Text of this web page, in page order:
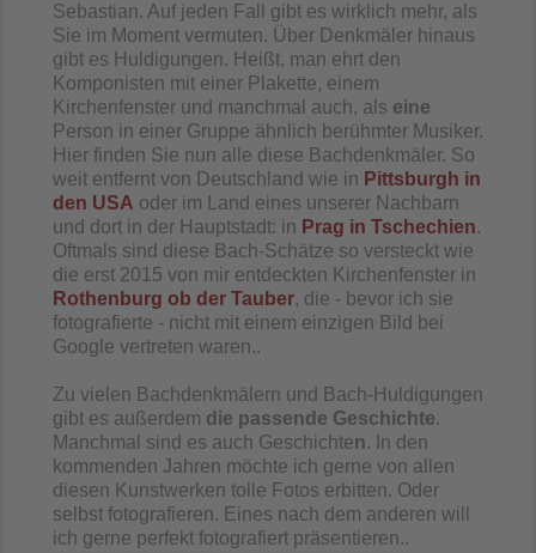
Sebastian. Auf jeden Fall gibt es wirklich mehr, als
Sie im Moment vermuten. Über Denkmäler hinaus
gibt es Huldigungen. Heißt, man ehrt den
Komponisten mit einer Plakette, einem
Kirchenfenster und manchmal auch, als eine
Person in einer Gruppe ähnlich berühmter Musiker.
Hier finden Sie nun alle diese Bachdenkmäler. So
weit entfernt von Deutschland wie in Pittsburgh in
den USA oder im Land eines unserer Nachbarn
und dort in der Hauptstadt: in Prag in Tschechien.
Oftmals sind diese Bach-Schätze so versteckt wie
die erst 2015 von mir entdeckten Kirchenfenster in
Rothenburg ob der Tauber, die - bevor ich sie
fotografierte - nicht mit einem einzigen Bild bei
Google vertreten waren..
Zu vielen Bachdenkmälern und Bach-Huldigungen
gibt es außerdem die passende Geschichte.
Manchmal sind es auch Geschichten. In den
kommenden Jahren möchte ich gerne von allen
diesen Kunstwerken tolle Fotos erbitten. Oder
selbst fotografieren. Eines nach dem anderen will
ich gerne perfekt fotografiert präsentieren..